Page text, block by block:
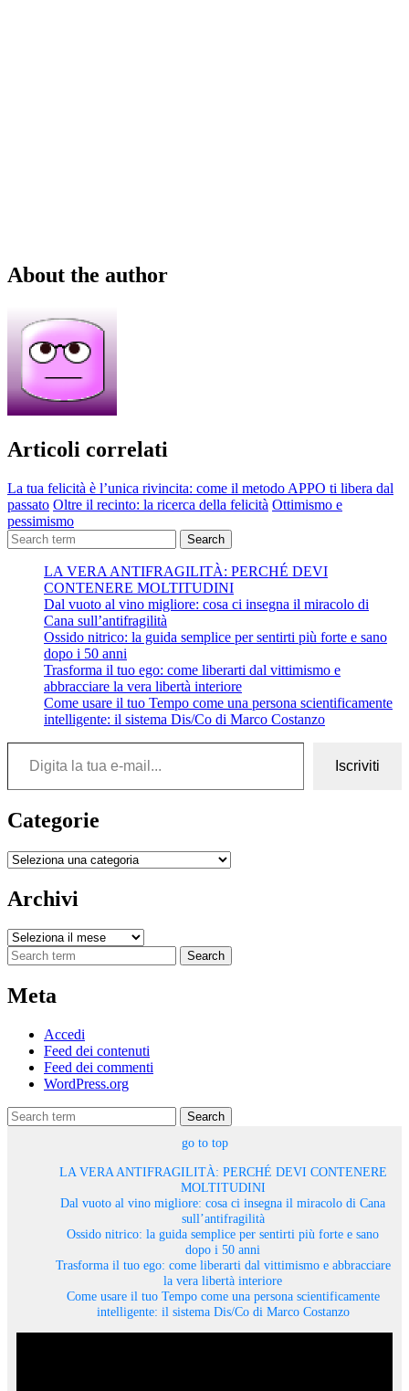
About the author
Articoli correlati
La tua felicità è l’unica rivincita: come il metodo APPO ti libera dal
passato Oltre il recinto: la ricerca della felicità Ottimismo e
pessimismo
Search
LA VERA ANTIFRAGILITÀ: PERCHÉ DEVI
CONTENERE MOLTITUDINI
Dal vuoto al vino migliore: cosa ci insegna il miracolo di
Cana sull’antifragilità
Ossido nitrico: la guida semplice per sentirti più forte e sano
dopo i 50 anni
Trasforma il tuo ego: come liberarti dal vittimismo e
abbracciare la vera libertà interiore
Come usare il tuo Tempo come una persona scientificamente
intelligente: il sistema Dis/Co di Marco Costanzo
Digita la tua e-mail...
Iscriviti
Categorie
Categorie
Archivi
Archivi
Search
Meta
Accedi
Feed dei contenuti
Feed dei commenti
WordPress.org
Search
go to top
LA VERA ANTIFRAGILITÀ: PERCHÉ DEVI CONTENERE
MOLTITUDINI
Dal vuoto al vino migliore: cosa ci insegna il miracolo di Cana
sull’antifragilità
Ossido nitrico: la guida semplice per sentirti più forte e sano
dopo i 50 anni
Trasforma il tuo ego: come liberarti dal vittimismo e abbracciare
la vera libertà interiore
Come usare il tuo Tempo come una persona scientificamente
intelligente: il sistema Dis/Co di Marco Costanzo